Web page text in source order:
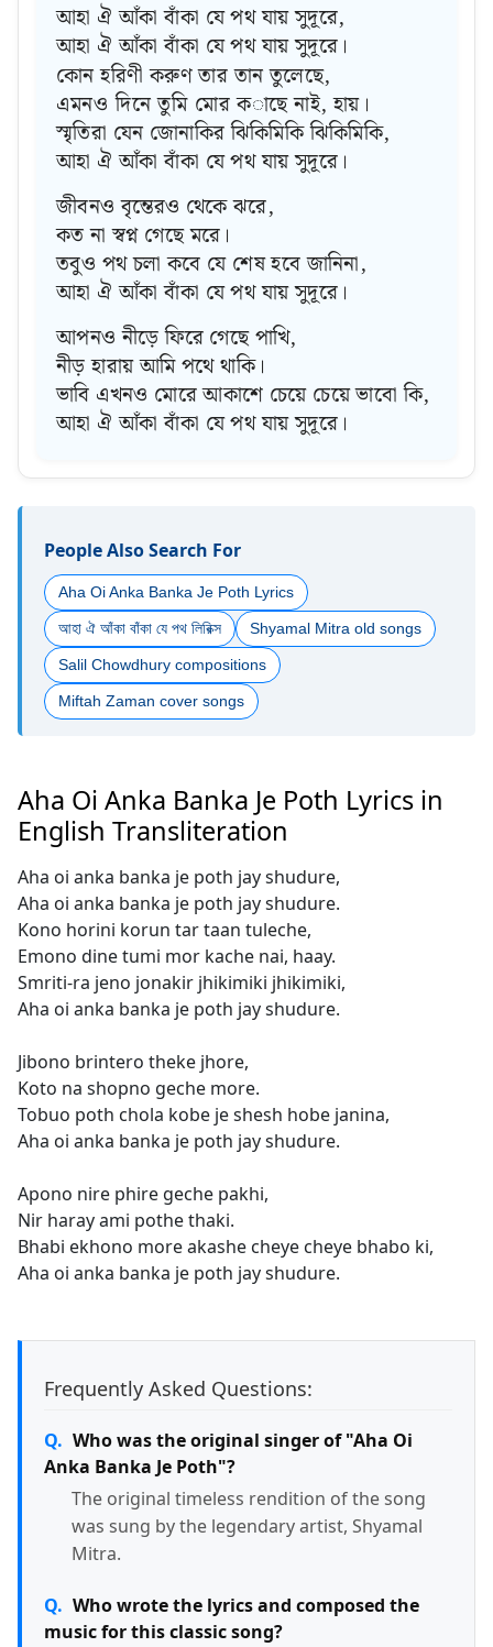
আহা ঐ আঁকা বাঁকা যে পথ যায় সুদূরে,
আহা ঐ আঁকা বাঁকা যে পথ যায় সুদূরে।
কোন হরিণী করুণ তার তান তুলেছে,
এমনও দিনে তুমি মোর কাছে নাই, হায়।
স্মৃতিরা যেন জোনাকির ঝিকিমিকি ঝিকিমিকি,
আহা ঐ আঁকা বাঁকা যে পথ যায় সুদূরে।
জীবনও বৃন্তেরও থেকে ঝরে,
কত না স্বপ্ন গেছে মরে।
তবুও পথ চলা কবে যে শেষ হবে জানিনা,
আহা ঐ আঁকা বাঁকা যে পথ যায় সুদূরে।
আপনও নীড়ে ফিরে গেছে পাখি,
নীড় হারায় আমি পথে থাকি।
ভাবি এখনও মোরে আকাশে চেয়ে চেয়ে ভাবো কি,
আহা ঐ আঁকা বাঁকা যে পথ যায় সুদূরে।
People Also Search For
Aha Oi Anka Banka Je Poth Lyrics
আহা ঐ আঁকা বাঁকা যে পথ লিরিক্স Shyamal Mitra old songs
Salil Chowdhury compositions
Miftah Zaman cover songs
Aha Oi Anka Banka Je Poth Lyrics in
English Transliteration
Aha oi anka banka je poth jay shudure,
Aha oi anka banka je poth jay shudure.
Kono horini korun tar taan tuleche,
Emono dine tumi mor kache nai, haay.
Smriti-ra jeno jonakir jhikimiki jhikimiki,
Aha oi anka banka je poth jay shudure.
Jibono brintero theke jhore,
Koto na shopno geche more.
Tobuo poth chola kobe je shesh hobe janina,
Aha oi anka banka je poth jay shudure.
Apono nire phire geche pakhi,
Nir haray ami pothe thaki.
Bhabi ekhono more akashe cheye cheye bhabo ki,
Aha oi anka banka je poth jay shudure.
Frequently Asked Questions:
Who was the original singer of "Aha Oi
Anka Banka Je Poth"?
The original timeless rendition of the song
was sung by the legendary artist, Shyamal
Mitra.
Who wrote the lyrics and composed the
music for this classic song?